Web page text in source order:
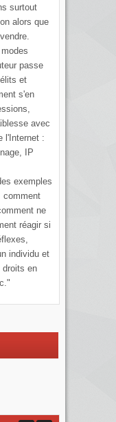
surtout
alors que
passe
et
s'en
avec
l'Internet :
IP
exemples
comment
ne
réagir si
individu et
droits en